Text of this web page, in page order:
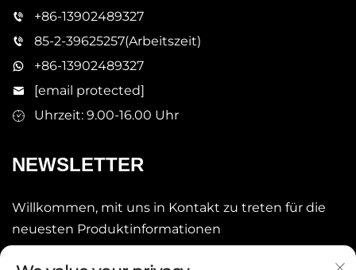
+86-13902489327
85-2-39625257(Arbeitszeit)
+86-13902489327
[email protected]
Uhrzeit: 9.00-16.00 Uhr
NEWSLETTER
Willkommen, mit uns in Kontakt zu treten für die
neuesten Produktinformationen